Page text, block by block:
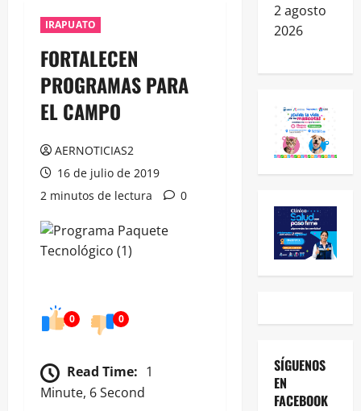
IRAPUATO
FORTALECEN
PROGRAMAS PARA
EL CAMPO
AERNOTICIAS2
16 de julio de 2019
2 minutos de lectura
0
0 0
Read Time: 1
Minute, 6 Second
2 agosto
2026
SÍGUENOS
EN
FACEBOOK